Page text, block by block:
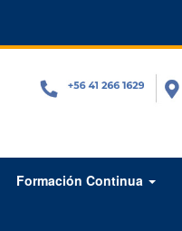
Formación Continua